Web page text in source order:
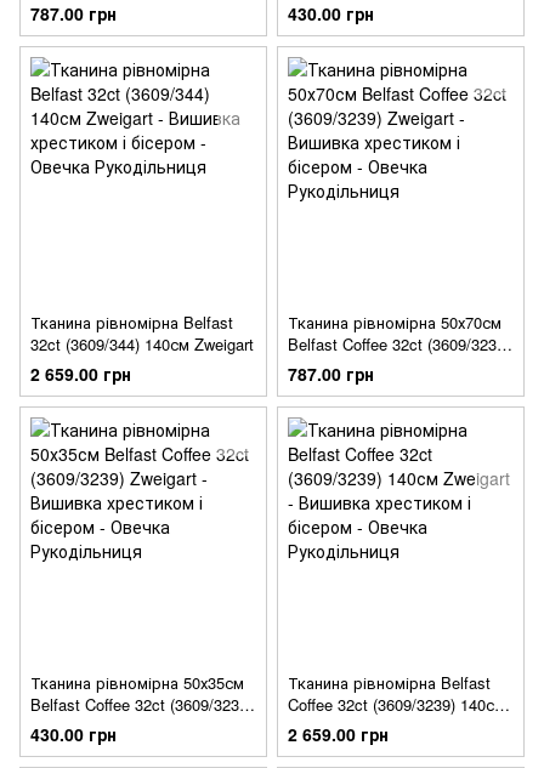
Zweigart
787.00 грн Zweigart
430.00 грн
Тканина рівномірна Belfast
32ct (3609/344) 140см Zweigart
2 659.00 грн
Тканина рівномірна 50х70см
Belfast Coffee 32ct (3609/3239)
Zweigart
787.00 грн
Тканина рівномірна 50х35см
Belfast Coffee 32ct (3609/3239)
Zweigart
430.00 грн
Тканина рівномірна Belfast
Coffee 32ct (3609/3239) 140см
Zweigart
2 659.00 грн